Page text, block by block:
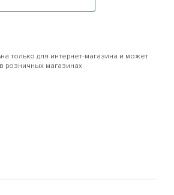
только для интернет-магазина и может
розничных магазинах